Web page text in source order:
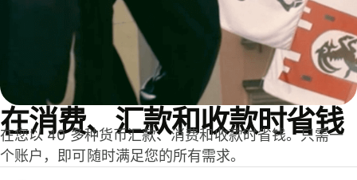
在消费、汇款和收款时省钱
在您以 40 多种货币汇款、消费和收款时省钱。只需一
个账户，即可随时满足您的所有需求。